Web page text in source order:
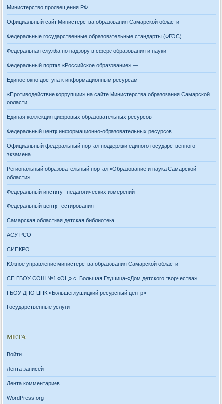
Министерство просвещения РФ
Официальный сайт Министерства образования Самарской области
Федеральные государственные образовательные стандарты (ФГОС)
Федеральная служба по надзору в сфере образования и науки
Федеральный портал «Российское образование» —
Единое окно доступа к информационным ресурсам
«Противодействие коррупции» на сайте Министерства образования Самарской
области
Единая коллекция цифровых образовательных ресурсов
Федеральный центр информационно-образовательных ресурсов
Официальный федеральный портал поддержки единого государственного
экзамена
Региональный образовательный портал «Образование и наука Самарской
области»
Федеральный институт педагогических измерений
Федеральный центр тестирования
Самарская областная детская библиотека
АСУ РСО
СИПКРО
Южное управление министерства образования Самарской области
СП ГБОУ СОШ №1 «ОЦ» с. Большая Глушица-«Дом детского творчества»
ГБОУ ДПО ЦПК «Большеглушицкий ресурсный центр»
Государственные услуги
МЕТА
Войти
Лента записей
Лента комментариев
WordPress.org